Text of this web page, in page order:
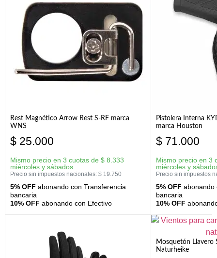
Rest Magnético Arrow Rest S-RF marca
WNS
$ 25.000
Mismo precio en 3 cuotas de $ 8.333
miércoles y sábados
Precio sin impuestos nacionales: $ 19.750
5% OFF abonando con Transferencia
bancaria
10% OFF abonando con Efectivo
Pistolera Interna
marca Houston
$ 71.000
Mismo precio en 3
miércoles y
Precio sin impuestos
5% OFF abonando
bancaria
10% OFF
Mosquetón Llavero
Naturheike